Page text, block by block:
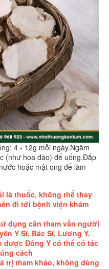
4 - 12g mỗi ngày.Ngâm
(như hoa đào) để uống.Đắp
hoặc mật ong để làm
là thuốc, không thể thay
đi tới bệnh viện khám
dụng cần tham vấn người
Y Sĩ, Bác Sĩ, Lương Y.
dược Đông Y có thể có tác
cách
trị tham khảo, không dùng